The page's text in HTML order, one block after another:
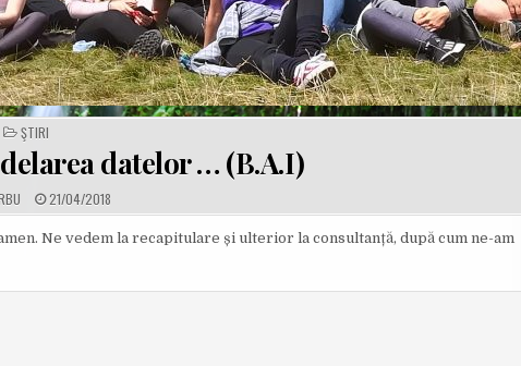
POSTED
IN
ŞTIRI
datelor … (B.A.I)
P
U
L
E
21/04/2018
Ne vedem la recapitulare și ulterior la consultanță, după cum ne-am